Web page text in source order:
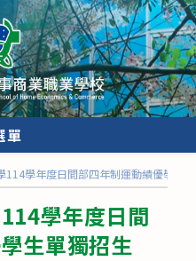
單
114學年度日間部四年制運動績優學生
學年度日間
生單獨招生